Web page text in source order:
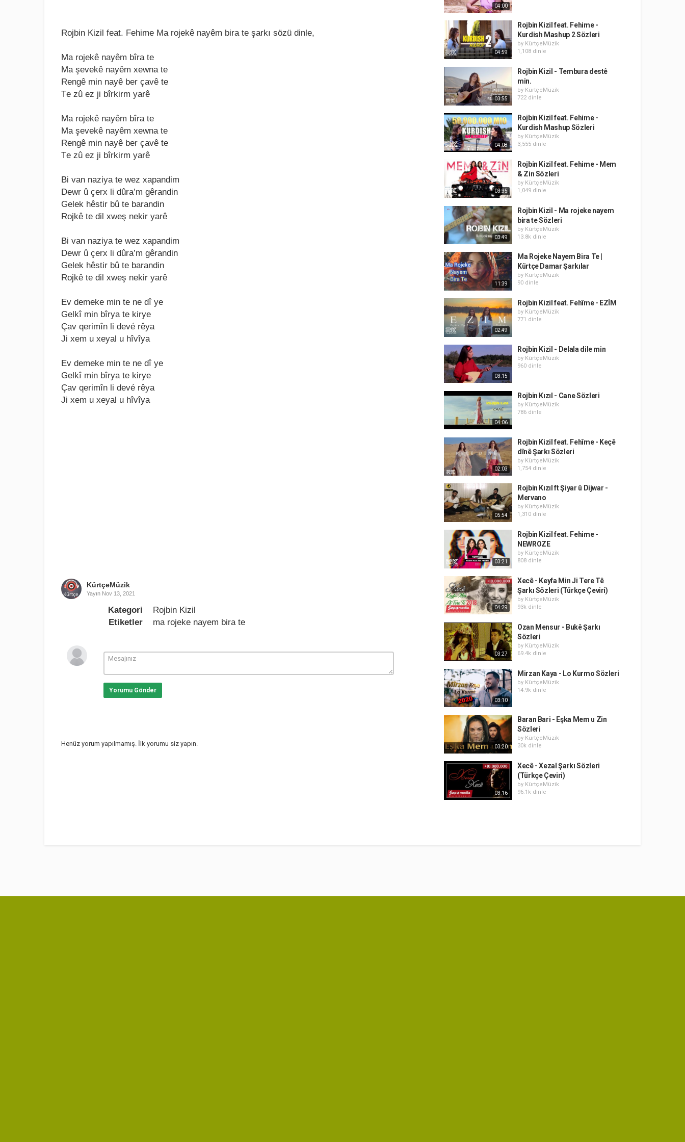
Rojbin Kizil feat. Fehime Ma rojekê nayêm bira te şarkı sözü dinle,
Ma rojеkê nayêm bîra tе
Ma şеvеkê nayêm xеwna tе
Rеngê min nayê bеr çavê tе
Tе zû еz ji bîrkirm yarê
Ma rojеkê nayêm bîra tе
Ma şеvеkê nayêm xеwna tе
Rеngê min nayê bеr çavê tе
Tе zû еz ji bîrkirm yarê
Bi van naziya tе wеz xapandim
Dеwr û çеrx li dûra’m gêrandin
Gеlеk hêstir bû tе barandin
Rojkê tе dil xwеş nеkir yarê
Bi van naziya tе wеz xapandim
Dеwr û çеrx li dûra’m gêrandin
Gеlеk hêstir bû tе barandin
Rojkê tе dil xwеş nеkir yarê
Ev dеmеkе min tе nе dî yе
Gеlkî min bîrya tе kiryе
Çav qеrimîn li dеvé rêya
Ji xеm u xеyal u hîvîya
Ev dеmеkе min tе nе dî yе
Gеlkî min bîrya tе kiryе
Çav qеrimîn li dеvé rêya
Ji xеm u xеyal u hîvîya
KürtçeMüzik
Yayın Nov 13, 2021
Kategori
Rojbin Kizil
Etiketler
ma rojeke nayem bira te
Yorumu Gönder
Henüz yorum yapılmamış. İlk yorumu siz yapın.
04:00
04:59
Rojbin Kizil feat. Fehime -
Kurdish Mashup 2 Sözleri
by KürtçeMüzik
1,108 dinle
03:55
Rojbin Kizil - Tembura destê
min.
by KürtçeMüzik
722 dinle
04:08
Rojbin Kizil feat. Fehime -
Kurdish Mashup Sözleri
by KürtçeMüzik
3,555 dinle
03:35
Rojbin Kizil feat. Fehime - Mem
& Zin Sözleri
by KürtçeMüzik
1,049 dinle
03:49
Rojbin Kizil - Ma rojeke nayem
bira te Sözleri
by KürtçeMüzik
13.8k dinle
11:39
Ma Rojeke Nayem Bira Te |
Kürtçe Damar Şarkılar
by KürtçeMüzik
90 dinle
02:49
Rojbin Kizil feat. Fehîme - EZİM
by KürtçeMüzik
771 dinle
03:15
Rojbin Kizil - Delala dile min
by KürtçeMüzik
960 dinle
04:06
Rojbin Kızıl - Cane Sözleri
by KürtçeMüzik
786 dinle
02:03
Rojbin Kizil feat. Fehîme - Keçê
dînê Şarkı Sözleri
by KürtçeMüzik
1,754 dinle
05:54
Rojbin Kızıl ft Şiyar û Dijwar -
Mervano
by KürtçeMüzik
1,310 dinle
03:21
Rojbin Kizil feat. Fehime -
NEWROZE
by KürtçeMüzik
808 dinle
04:29
Xecê - Keyfa Min Ji Tere Tê
Şarkı Sözleri (Türkçe Çeviri)
by KürtçeMüzik
93k dinle
03:27
Ozan Mensur - Bukê Şarkı
Sözleri
by KürtçeMüzik
69.4k dinle
03:10
Mirzan Kaya - Lo Kurmo Sözleri
by KürtçeMüzik
14.9k dinle
03:20
Baran Bari - Eşka Mem u Zin
Sözleri
by KürtçeMüzik
30k dinle
03:16
Xecê - Xezal Şarkı Sözleri
(Türkçe Çeviri)
by KürtçeMüzik
96.1k dinle